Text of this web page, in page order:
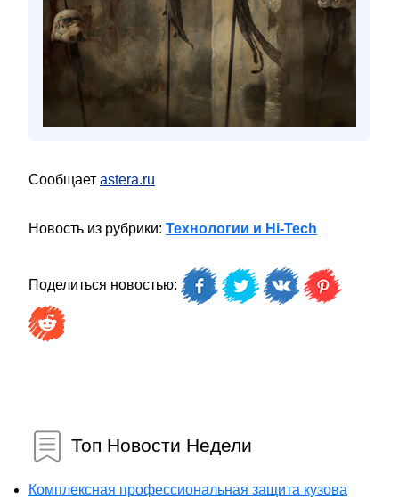
Сообщает astera.ru
Новость из рубрики: Технологии и Hi-Tech
Поделиться новостью:
Топ Новости Недели
Комплексная профессиональная защита кузова